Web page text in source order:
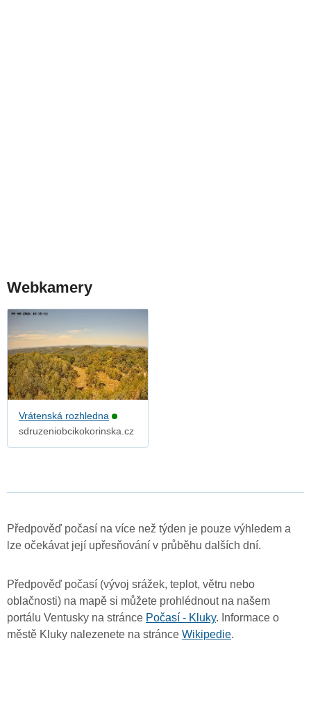
Webkamery
Vrátenská rozhledna
sdruzeniobcikokorinska.cz
Předpověď počasí na více než týden je pouze výhledem a
lze očekávat její upřesňování v průběhu dalších dní.
Předpověď počasí (vývoj srážek, teplot, větru nebo
oblačnosti) na mapě si můžete prohlédnout na našem
portálu Ventusky na stránce Počasí - Kluky. Informace o
městě Kluky nalezenete na stránce Wikipedie.